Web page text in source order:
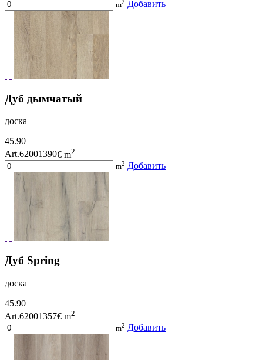
m2 Добавить
Дуб дымчатый
доска
45.90
Art.62001390€ m2
m2 Добавить
Дуб Spring
доска
45.90
Art.62001357€ m2
m2 Добавить